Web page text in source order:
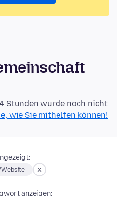
Stunden wurde noch nicht
wie Sie mithelfen können!
Website
anzeigen: